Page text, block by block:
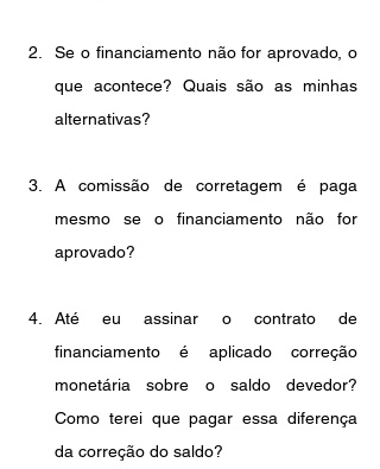
Se o financiamento não for aprovado, o
que acontece? Quais são as minhas
alternativas?
A comissão de corretagem é paga
mesmo se o financiamento não for
aprovado?
Até eu assinar o contrato de
financiamento é aplicado correção
monetária sobre o saldo devedor?
Como terei que pagar essa diferença
da correção do saldo?